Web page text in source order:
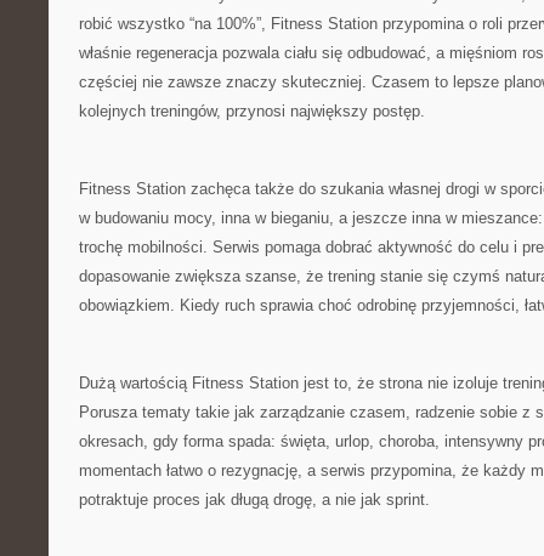
robić wszystko “na 100%”, Fitness Station przypomina o roli
właśnie regeneracja pozwala ciału się odbudować, a mięśniom
częściej nie zawsze znaczy skuteczniej. Czasem to lepsze
kolejnych treningów, przynosi największy postęp.
Fitness Station zachęca także do szukania własnej drogi w
w budowaniu mocy, inna w bieganiu, a jeszcze inna w
trochę mobilności. Serwis pomaga dobrać aktywność do celu i
dopasowanie zwiększa szanse, że trening stanie się czymś
obowiązkiem. Kiedy ruch sprawia choć odrobinę przyjemności,
Dużą wartością Fitness Station jest to, że strona nie izoluje
Porusza tematy takie jak zarządzanie czasem, radzenie sobie z
okresach, gdy forma spada: święta, urlop, choroba, intensywny
momentach łatwo o rezygnację, a serwis przypomina, że każdy
potraktuje proces jak długą drogę, a nie jak sprint.